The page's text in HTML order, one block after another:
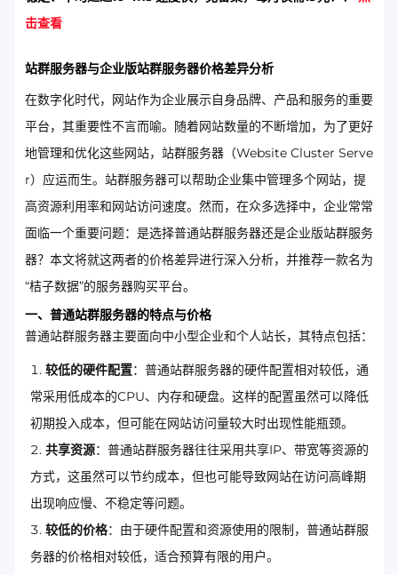
击查看
站群服务器与企业版站群服务器价格差异分析
在数字化时代，网站作为企业展示自身品牌、产品和服务的重要
平台，其重要性不言而喻。随着网站数量的不断增加，为了更好
地管理和优化这些网站，站群服务器（Website Cluster Serve
r）应运而生。站群服务器可以帮助企业集中管理多个网站，提
高资源利用率和网站访问速度。然而，在众多选择中，企业常常
面临一个重要问题：是选择普通站群服务器还是企业版站群服务
器？本文将就这两者的价格差异进行深入分析，并推荐一款名为
“桔子数据”的服务器购买平台。
一、普通站群服务器的特点与价格
普通站群服务器主要面向中小型企业和个人站长，其特点包括：
较低的硬件配置：普通站群服务器的硬件配置相对较低，通
常采用低成本的CPU、内存和硬盘。这样的配置虽然可以降低
初期投入成本，但可能在网站访问量较大时出现性能瓶颈。
共享资源：普通站群服务器往往采用共享IP、带宽等资源的
方式，这虽然可以节约成本，但也可能导致网站在访问高峰期
出现响应慢、不稳定等问题。
较低的价格：由于硬件配置和资源使用的限制，普通站群服
务器的价格相对较低，适合预算有限的用户。